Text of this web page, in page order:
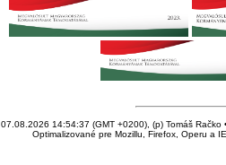
07.08.2026 14:54:37 (GMT +0200), (p) Tomáš Račko
Optimalizované pre Mozillu, Firefox, Operu a